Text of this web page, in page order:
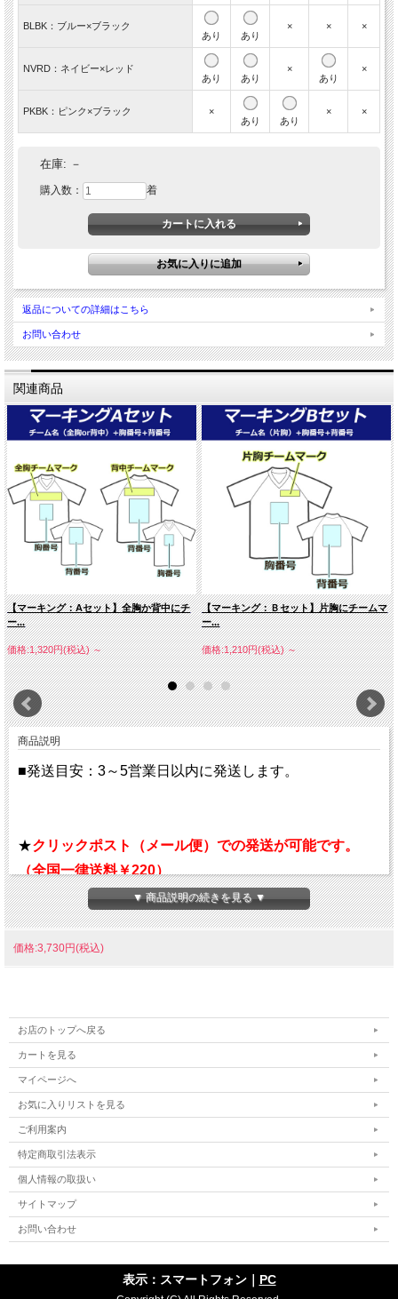
BLBK：ブルー×ブラック
あり
あり
× × ×
NVRD：ネイビー×レッド
あり
あり
×
あり
×
PKBK：ピンク×ブラック
×
あり
あり
× ×
在庫: －
購入数： 着
返品についての詳細はこちら
お問い合わせ
関連商品
【マーキング：Aセット】全胸か背中にチ
ー...
価格:1,320円(税込)～
【マーキング：Ｂセット】片胸にチームマ
ー...
価格:1,210円(税込)～
商品説明
■発送目安：3～5営業日以内に発送します。
★クリックポスト（メール便）での発送が可能です。
（全国一律送料￥220）
★代引不可、ポストへの投函で配達終了となります。
★ご注文の際に、配送方法をクリックポストを選択して
ください。
【マークを入れてユニフォームにしませんか？】
・当店は１着から加工致します。リーズナブル＆スピー
ディ。単色マークです。
・マーキングセットを一緒に買い物かごに入れてご注文
ください。
・マーキングセットはこちら
【セットマーキング対応モデル】
グラデーションのマーキングをご希望の方はこちらのセ
ットマーキングがオススメです。
・最低作成枚数5着から
▼ 商品説明の続きを見る ▼
価格:3,730円(税込)
お店のトップへ戻る
カートを見る
マイページへ
お気に入りリストを見る
ご利用案内
特定商取引法表示
個人情報の取扱い
サイトマップ
お問い合わせ
表示：スマートフォン｜ PC